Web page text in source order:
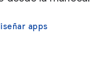
apps